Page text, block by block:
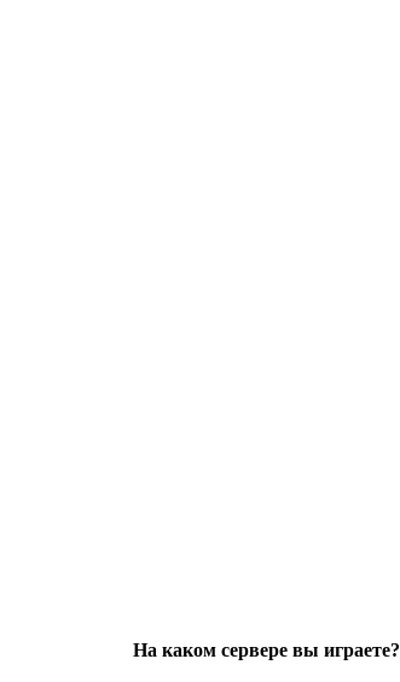
На каком сервере вы играете?